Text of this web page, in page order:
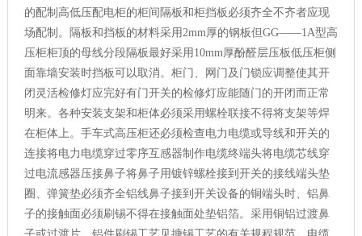
的配制高低压配电柜的柜间隔板和柜挡板必须齐全不齐者应现
场配制。隔板和挡板的材料采用2mm厚的钢板但GG——1A型高
压柜柜顶的母线分段隔板最好采用10mm厚酚醛层压板低压柜侧
面靠墙安装时挡板可以取消。柜门、网门及门锁应调整使其开
闭灵活检修灯应完好有门开关的检修灯应能随门的开闭而正常
明来。各种安装支架和柜体必须采用螺栓联接不得将支架等焊
在柜体上。手车式高压柜还必须检查电力电缆或导线和开关的
连接将电力电缆穿过零序互感器制作电缆终端头将电缆芯线穿
过电流感器压接鼻子将鼻子用镀锌螺栓接到开关的接线端头垫
圈、弹簧垫必须齐全铝线鼻子接到开关设备的铜端头时、铝鼻
子的接触面必须刷锡不得在接触面处垫铝箔。采用铜铝过渡鼻